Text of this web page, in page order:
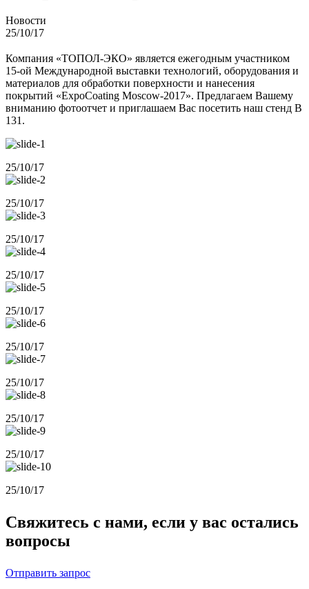
Новости
25/10/17
Компания «ТОПОЛ-ЭКО» является ежегодным участником
15-ой Международной выставки технологий, оборудования и
материалов для обработки поверхности и нанесения
покрытий «ExpoCoating Moscow-2017». Предлагаем Вашему
вниманию фотоотчет и приглашаем Вас посетить наш стенд В
131.
25/10/17
25/10/17
25/10/17
25/10/17
25/10/17
25/10/17
25/10/17
25/10/17
25/10/17
25/10/17
Свяжитесь с нами, если у вас остались
вопросы
Отправить запрос